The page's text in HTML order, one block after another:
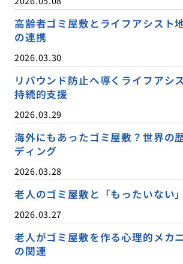
高齢者ゴミ屋敷とライフアシスト
の連携
2026.03.30
リバウンド防止へ導くライフアシ
持続的支援
2026.03.29
海外にもあったゴミ屋敷？世界の
ディング
2026.03.28
老人のゴミ屋敷と「もったいない
2026.03.27
老人がゴミ屋敷を作る心理的メカ
の関連